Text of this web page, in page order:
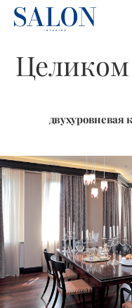
двухуровневая